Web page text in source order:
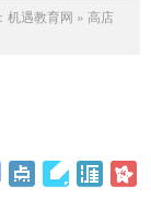
机遇教育网 » 高店